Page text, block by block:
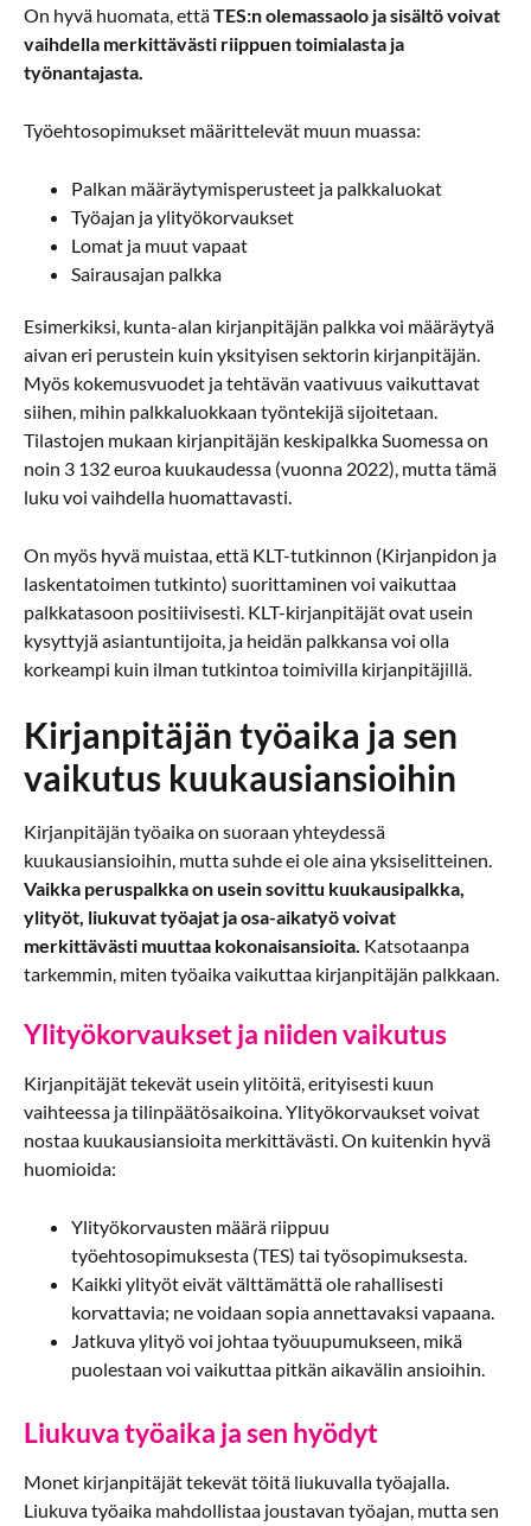
On hyvä huomata, ettäTES:n olemassaolo ja sisältö voivat
vaihdella merkittävästi riippuen toimialasta ja
työnantajasta.
Työehtosopimukset määrittelevät muun muassa:
Palkan määräytymisperusteet ja palkkaluokat
Työajan ja ylityökorvaukset
Lomat ja muut vapaat
Sairausajan palkka
Esimerkiksi, kunta-alan kirjanpitäjän palkka voi määräytyä
aivan eri perustein kuin yksityisen sektorin kirjanpitäjän.
Myös kokemusvuodet ja tehtävän vaativuus vaikuttavat
siihen, mihin palkkaluokkaan työntekijä sijoitetaan.
Tilastojen mukaan kirjanpitäjän keskipalkka Suomessa on
noin 3 132 euroa kuukaudessa (vuonna 2022), mutta tämä
luku voi vaihdella huomattavasti.
On myös hyvä muistaa, että KLT-tutkinnon (Kirjanpidon ja
laskentatoimen tutkinto) suorittaminen voi vaikuttaa
palkkatasoon positiivisesti. KLT-kirjanpitäjät ovat usein
kysyttyjä asiantuntijoita, ja heidän palkkansa voi olla
korkeampi kuin ilman tutkintoa toimivilla kirjanpitäjillä.
Kirjanpitäjän työaika ja sen
vaikutus kuukausiansioihin
Kirjanpitäjän työaika on suoraan yhteydessä
kuukausiansioihin, mutta suhde ei ole aina yksiselitteinen.
Vaikka peruspalkka on usein sovittu kuukausipalkka,
ylityöt, liukuvat työajat ja osa-aikatyö voivat
merkittävästi muuttaa kokonaisansioita. Katsotaanpa
tarkemmin, miten työaika vaikuttaa kirjanpitäjän palkkaan.
Ylityökorvaukset ja niiden vaikutus
Kirjanpitäjät tekevät usein ylitöitä, erityisesti kuun
vaihteessa ja tilinpäätösaikoina. Ylityökorvaukset voivat
nostaa kuukausiansioita merkittävästi. On kuitenkin hyvä
huomioida:
Ylityökorvausten määrä riippuu
työehtosopimuksesta (TES) tai työsopimuksesta.
Kaikki ylityöt eivät välttämättä ole rahallisesti
korvattavia; ne voidaan sopia annettavaksi vapaana.
Jatkuva ylityö voi johtaa työuupumukseen, mikä
puolestaan voi vaikuttaa pitkän aikavälin ansioihin.
Liukuva työaika ja sen hyödyt
Monet kirjanpitäjät tekevät töitä liukuvalla työajalla.
Liukuva työaika mahdollistaa joustavan työajan, mutta sen